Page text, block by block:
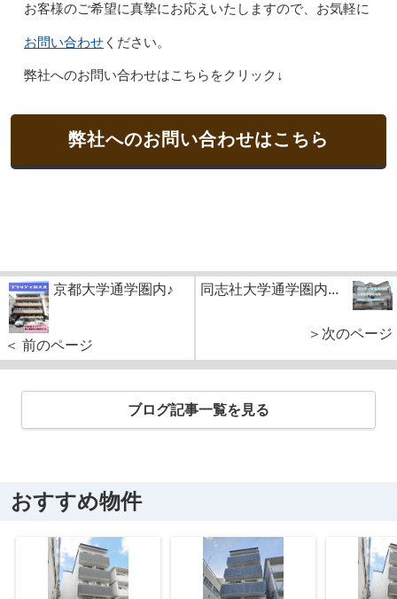
お客様のご希望に真摯にお応えいたしますので、お気軽に
お問い合わせください。
弊社へのお問い合わせはこちらをクリック↓
弊社へのお問い合わせはこちら
京都大学通学圏内♪
＜ 前のページ
同志社大学通学圏内...
＞次のページ
ブログ記事一覧を見る
おすすめ物件